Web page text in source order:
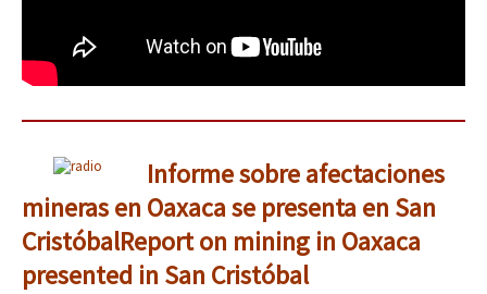
Informe sobre afectaciones
mineras en Oaxaca se presenta en San
CristóbalReport on mining in Oaxaca
presented in San Cristóbal